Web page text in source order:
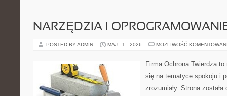
NARZĘDZIA I
POSTED BY ADMIN MAJ - 1 - 2026 MOŻLIWOŚĆ
Firma Ochrona Twierdza
się na tematyce spokoju i
zrozumiały. Strona